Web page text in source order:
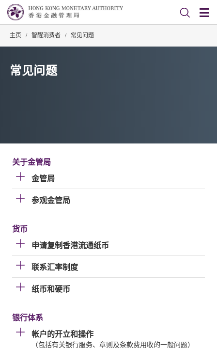
主页 / 智醒消费者 / 常见问题
常见问题
关于金管局
金管局
参观金管局
货币
申请复制香港流通纸币
联系汇率制度
纸币和硬币
银行体系
帐户的开立和操作
（包括有关银行服务、章则及条款费用收的一般问题）